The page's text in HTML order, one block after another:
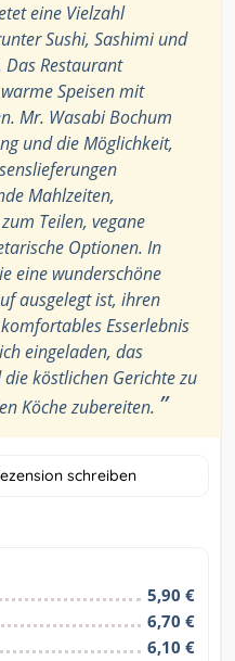
eine Vielzahl
Sushi, Sashimi und
Restaurant
Speisen mit
Mr. Wasabi Bochum
und die Möglichkeit,
Mahlzeiten,
Teilen, vegane
Optionen. In
eine wunderschöne
ausgelegt ist, ihren
Esserlebnis
eingeladen, das
köstlichen Gerichte zu
Köche zubereiten. ”
schreiben
5,90 €
6,70 €
6,10 €